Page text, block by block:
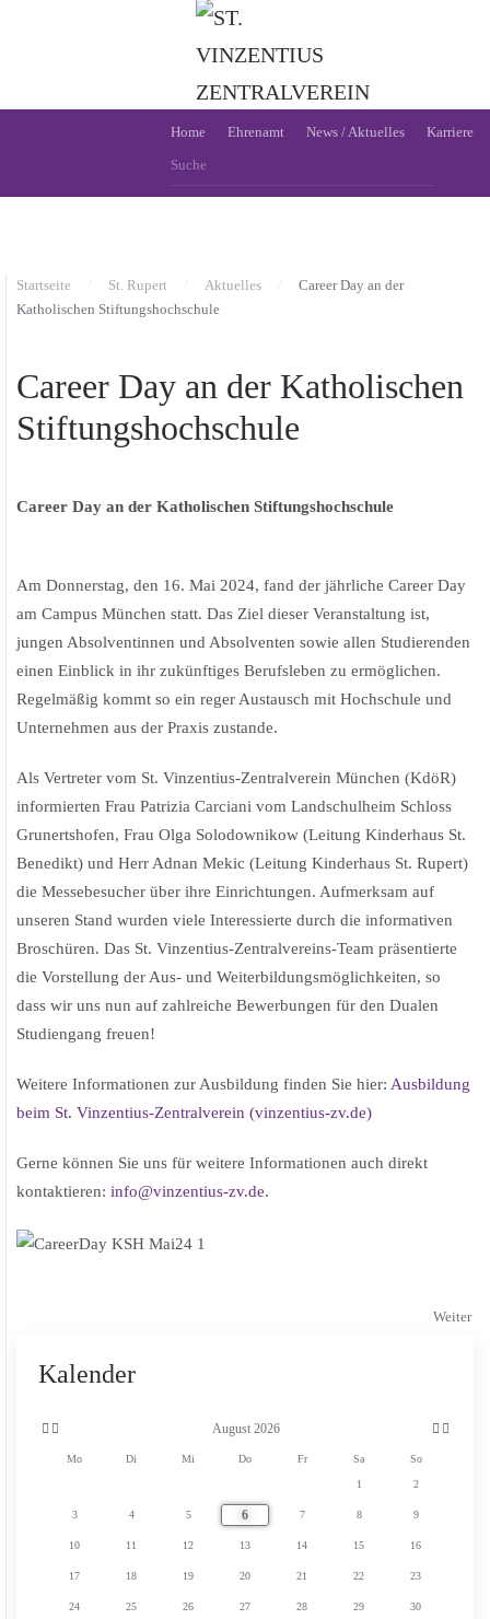
Zum Hauptinhalt springen
Home Ehrenamt News / Aktuelles Karriere
Startseite St. Rupert Aktuelles
Career Day an der
Katholischen Stiftungshochschule
Career Day an der Katholischen
Stiftungshochschule
Career Day an der Katholischen Stiftungshochschule
Am Donnerstag, den 16. Mai 2024, fand der jährliche Career Day
am Campus München statt. Das Ziel dieser Veranstaltung ist,
jungen Absolventinnen und Absolventen sowie allen Studierenden
einen Einblick in ihr zukünftiges Berufsleben zu ermöglichen.
Regelmäßig kommt so ein reger Austausch mit Hochschule und
Unternehmen aus der Praxis zustande.
Als Vertreter vom St. Vinzentius-Zentralverein München (KdöR)
informierten Frau Patrizia Carciani vom Landschulheim Schloss
Grunertshofen, Frau Olga Solodownikow (Leitung Kinderhaus St.
Benedikt) und Herr Adnan Mekic (Leitung Kinderhaus St. Rupert)
die Messebesucher über ihre Einrichtungen. Aufmerksam auf
unseren Stand wurden viele Interessierte durch die informativen
Broschüren. Das St. Vinzentius-Zentralvereins-Team präsentierte
die Vorstellung der Aus- und Weiterbildungsmöglichkeiten, so
dass wir uns nun auf zahlreiche Bewerbungen für den Dualen
Studiengang freuen!
Weitere Informationen zur Ausbildung finden Sie hier: Ausbildung
beim St. Vinzentius-Zentralverein (vinzentius-zv.de)
Gerne können Sie uns für weitere Informationen auch direkt
kontaktieren: info@vinzentius-zv.de.
Weiter
Kalender
August 2026
Mo Di Mi Do Fr Sa So
1 2
3 4 5 6 7 8 9
10 11 12 13 14 15 16
17 18 19 20 21 22 23
24 25 26 27 28 29 30